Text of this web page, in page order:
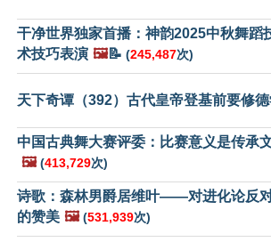
干净世界独家首播：神韵2025中秋舞蹈
术技巧表演 🖼️📝 (245,487次)
天下奇谭（392）古代皇帝登基前要修
中国古典舞大赛评委：比赛意义是传承
🖼️ (413,729次)
诗歌：森林男爵居维叶——对进化论反
的赞美 🖼️ (531,939次)